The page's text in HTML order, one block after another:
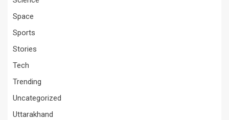
Space
Sports
Stories
Tech
Trending
Uncategorized
Uttarakhand